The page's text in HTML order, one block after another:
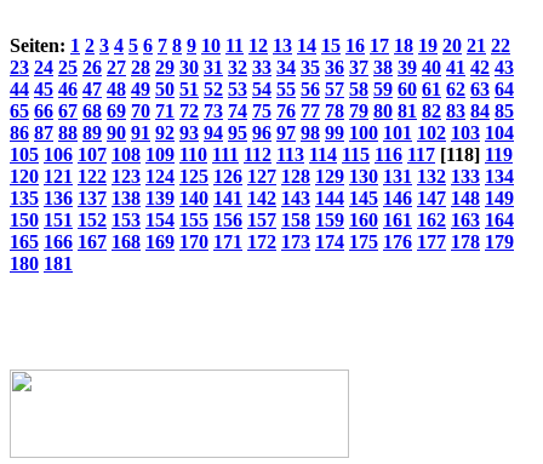
Seiten: 1 2 3 4 5 6 7 8 9 10 11 12 13 14 15 16 17 18 19 20 21 22
23 24 25 26 27 28 29 30 31 32 33 34 35 36 37 38 39 40 41 42 43
44 45 46 47 48 49 50 51 52 53 54 55 56 57 58 59 60 61 62 63 64
65 66 67 68 69 70 71 72 73 74 75 76 77 78 79 80 81 82 83 84 85
86 87 88 89 90 91 92 93 94 95 96 97 98 99 100 101 102 103 104
105 106 107 108 109 110 111 112 113 114 115 116 117 [118] 119
120 121 122 123 124 125 126 127 128 129 130 131 132 133 134
135 136 137 138 139 140 141 142 143 144 145 146 147 148 149
150 151 152 153 154 155 156 157 158 159 160 161 162 163 164
165 166 167 168 169 170 171 172 173 174 175 176 177 178 179
180 181